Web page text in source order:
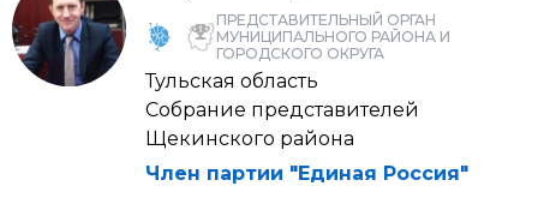
ПРЕДСТАВИТЕЛЬНЫЙ ОРГАН
МУНИЦИПАЛЬНОГО РАЙОНА И
ГОРОДСКОГО ОКРУГА
Тульская область
Собрание представителей
Щекинского района
Член партии "Единая Россия"